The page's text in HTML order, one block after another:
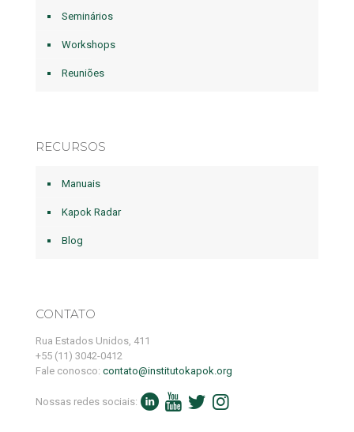
Seminários
Workshops
Reuniões
RECURSOS
Manuais
Kapok Radar
Blog
CONTATO
Rua Estados Unidos, 411
+55 (11) 3042-0412
Fale conosco: contato@institutokapok.org
Nossas redes sociais: